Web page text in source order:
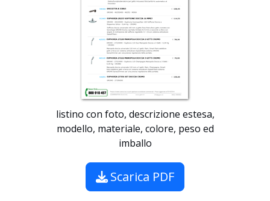
listino con foto, descrizione estesa,
modello, materiale, colore, peso ed
imballo
Scarica PDF